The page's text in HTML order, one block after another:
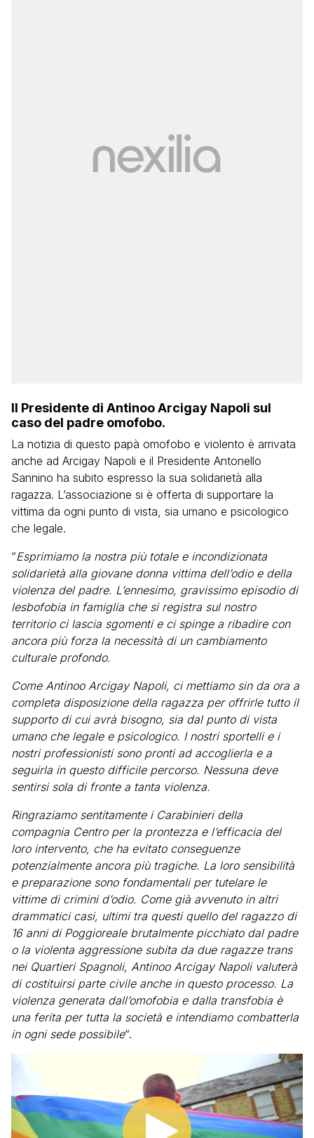
Il Presidente di Antinoo Arcigay Napoli sul
caso del padre omofobo.
La notizia di questo papà omofobo e violento è arrivata
anche ad Arcigay Napoli e il Presidente Antonello
Sannino ha subito espresso la sua solidarietà alla
ragazza. L’associazione si è offerta di supportare la
vittima da ogni punto di vista, sia umano e psicologico
che legale.
“Esprimiamo la nostra più totale e incondizionata
solidarietà alla giovane donna vittima dell’odio e della
violenza del padre. L’ennesimo, gravissimo episodio di
lesbofobia in famiglia che si registra sul nostro
territorio ci lascia sgomenti e ci spinge a ribadire con
ancora più forza la necessità di un cambiamento
culturale profondo.
Come Antinoo Arcigay Napoli, ci mettiamo sin da ora a
completa disposizione della ragazza per offrirle tutto il
supporto di cui avrà bisogno, sia dal punto di vista
umano che legale e psicologico. I nostri sportelli e i
nostri professionisti sono pronti ad accoglierla e a
seguirla in questo difficile percorso. Nessuna deve
sentirsi sola di fronte a tanta violenza.
Ringraziamo sentitamente i Carabinieri della
compagnia Centro per la prontezza e l’efficacia del
loro intervento, che ha evitato conseguenze
potenzialmente ancora più tragiche. La loro sensibilità
e preparazione sono fondamentali per tutelare le
vittime di crimini d’odio. Come già avvenuto in altri
drammatici casi, ultimi tra questi quello del ragazzo di
16 anni di Poggioreale brutalmente picchiato dal padre
o la violenta aggressione subita da due ragazze trans
nei Quartieri Spagnoli, Antinoo Arcigay Napoli valuterà
di costituirsi parte civile anche in questo processo. La
violenza generata dall’omofobia e dalla transfobia è
una ferita per tutta la società e intendiamo combatterla
in ogni sede possibile“.